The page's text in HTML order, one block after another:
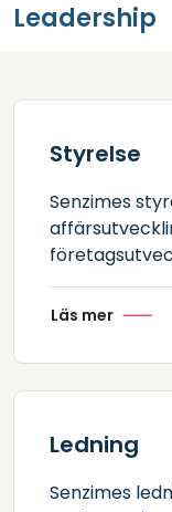
Leadership
Styrelse
Senzimes
Läs mer
Ledning
Senzimes